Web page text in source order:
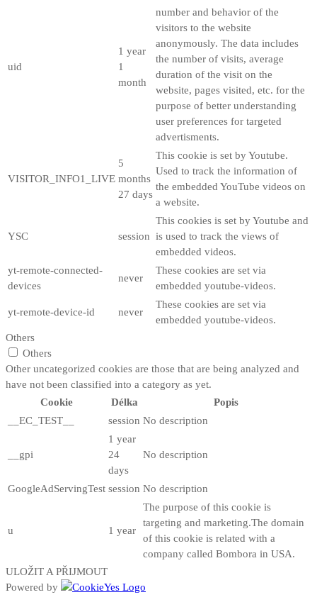
uid
1 year
1
month
number and behavior of the
visitors to the website
anonymously. The data includes
the number of visits, average
duration of the visit on the
website, pages visited, etc. for the
purpose of better understanding
user preferences for targeted
advertisments.
VISITOR_INFO1_LIVE
5
months
27 days
This cookie is set by Youtube.
Used to track the information of
the embedded YouTube videos on
a website.
YSC session
This cookies is set by Youtube and
is used to track the views of
embedded videos.
yt-remote-connected-
devices
never
These cookies are set via
embedded youtube-videos.
yt-remote-device-id never
These cookies are set via
embedded youtube-videos.
Others
Others
Other uncategorized cookies are those that are being analyzed and
have not been classified into a category as yet.
Cookie
Délka
Popis
__EC_TEST__
session No description
__gpi
1 year
24
days
No description
GoogleAdServingTest session No description
u 1 year
The purpose of this cookie is
targeting and marketing.The domain
of this cookie is related with a
company called Bombora in USA.
ULOŽIT A PŘIJMOUT
Powered by